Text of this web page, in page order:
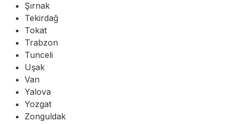
Şırnak
Tekirdağ
Tokat
Trabzon
Tunceli
Uşak
Van
Yalova
Yozgat
Zonguldak